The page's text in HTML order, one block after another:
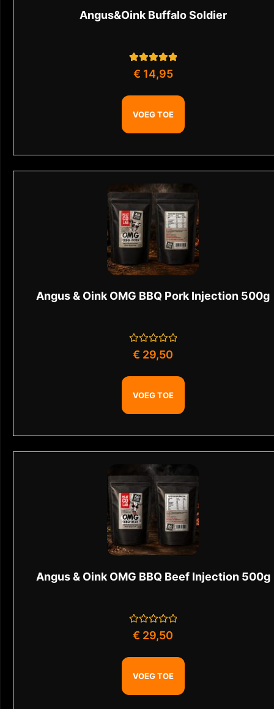
Angus&Oink Buffalo Soldier
Gewaardeerd
5.00
gebaseerd op
waardering
€ 14,95
VOEG TOE
Angus & Oink OMG BBQ Pork Injection 500g
Gewaardeerd
5
€ 29,50
VOEG TOE
Angus & Oink OMG BBQ Beef Injection 500g
Gewaardeerd
5
€ 29,50
VOEG TOE